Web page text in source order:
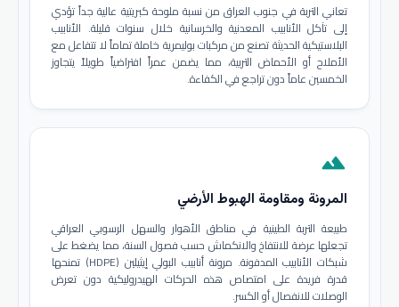
تعاني التربة في جنوب العراق من نسبة ملوحة كبريتية عالية جداً تؤدي
إلى تآكل الأنابيب المعدنية والخرسانية خلال سنوات قليلة. الأنابيب
البلاستيكية الحديثة تصنع من مركبات بوليمرية خاملة تماماً لا تتفاعل مع
الأملاح أو الأحماض التربية، مما يضمن عمراً افتراضياً طويلاً يتجاوز
الخمسين عاماً دون تراجع في الكفاءة.
terrain
المرونة ومقاومة الهبوط الأرضي
طبيعة التربة الطينية في مناطق الأهوار والسهل الرسوبي العراقي
تجعلها عرضة للانتفاخ والانكماش حسب فصول السنة، مما يضغط على
شبكات الأنابيب المدفونة. مرونة أنابيب البولي إيثيلين (HDPE) تمنحها
قدرة فريدة على امتصاص هذه الحركات الهيدروليكية دون تعرض
الوصلات للانفصال أو الكسر.